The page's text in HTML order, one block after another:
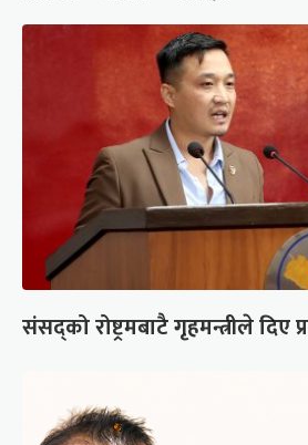
संसद्को रोष्ट्रमबाटै गृहमन्त्रीले दिए